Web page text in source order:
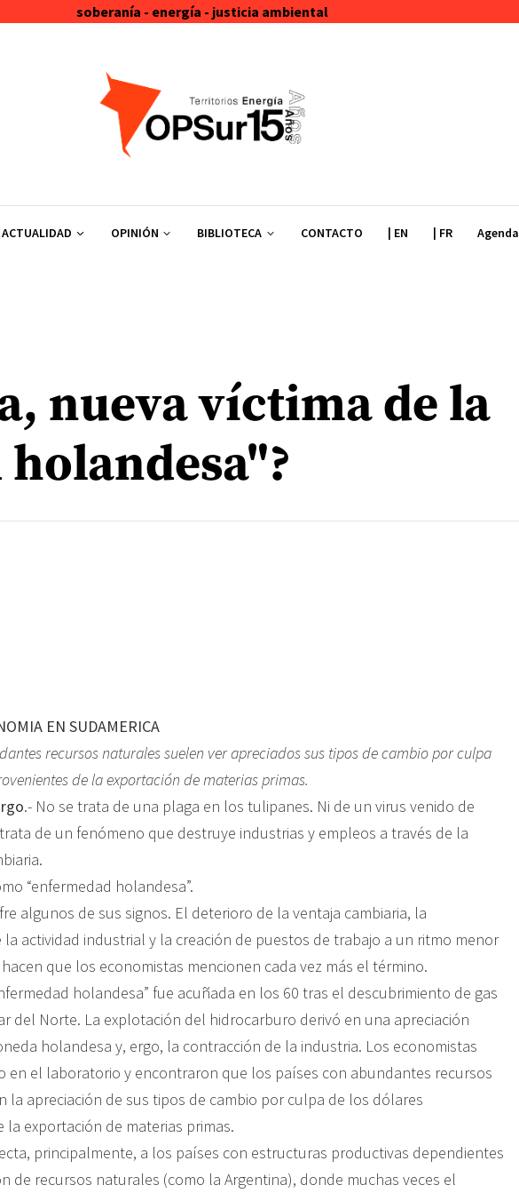
soberanía - energía - justicia ambiental
ACTUALIDAD OPINIÓN BIBLIOTECA CONTACTO | EN | FR Agenda
nueva víctima de la
EN SUDAMERICA
recursos naturales suelen ver apreciados sus tipos de cambio por culpa
de la exportación de materias primas.
.- No se trata de una plaga en los tulipanes. Ni de un virus venido de
de un fenómeno que destruye industrias y empleos a través de la
“enfermedad holandesa”.
algunos de sus signos. El deterioro de la ventaja cambiaria, la
la actividad industrial y la creación de puestos de trabajo a un ritmo menor
que los economistas mencionen cada vez más el término.
holandesa” fue acuñada en los 60 tras el descubrimiento de gas
del Norte. La explotación del hidrocarburo derivó en una apreciación
holandesa y, ergo, la contracción de la industria. Los economistas
en el laboratorio y encontraron que los países con abundantes recursos
la apreciación de sus tipos de cambio por culpa de los dólares
la exportación de materias primas.
principalmente, a los países con estructuras productivas dependientes
de recursos naturales (como la Argentina), donde muchas veces el